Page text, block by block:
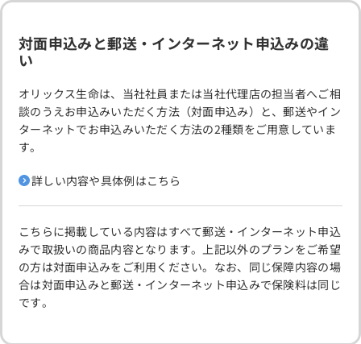
対面申込みと郵送・インターネット申込みの違
い
オリックス生命は、当社社員または当社代理店の担当者へご相
談のうえお申込みいただく方法（対面申込み）と、郵送やイン
ターネットでお申込みいただく方法の2種類をご用意していま
す。
詳しい内容や具体例はこちら
こちらに掲載している内容はすべて郵送・インターネット申込
みで取扱いの商品内容となります。上記以外のプランをご希望
の方は対面申込みをご利用ください。なお、同じ保障内容の場
合は対面申込みと郵送・インターネット申込みで保険料は同じ
です。